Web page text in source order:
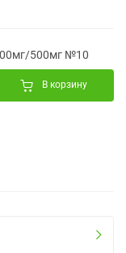
500мг №10
В корзину